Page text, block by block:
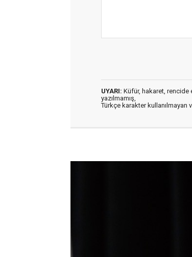
UYARI: Küfür, hakaret, rencide
yazılmamış,
Türkçe karakter kullanılmayan